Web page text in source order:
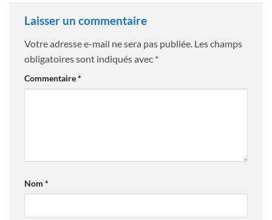
Laisser un commentaire
Votre adresse e-mail ne sera pas publiée. Les champs
obligatoires sont indiqués avec *
Commentaire*
Nom *